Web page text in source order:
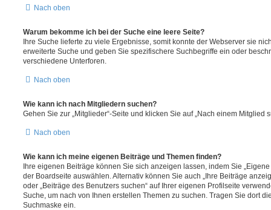
Nach oben
Warum bekomme ich bei der Suche eine leere Seite?
Ihre Suche lieferte zu viele Ergebnisse, somit konnte der Webserver sie
erweiterte Suche und geben Sie spezifischere Suchbegriffe ein oder
verschiedene Unterforen.
Nach oben
Wie kann ich nach Mitgliedern suchen?
Gehen Sie zur „Mitglieder“-Seite und klicken Sie auf „Nach einem Mitglied
Nach oben
Wie kann ich meine eigenen Beiträge und Themen finden?
Ihre eigenen Beiträge können Sie sich anzeigen lassen, indem Sie
der Boardseite auswählen. Alternativ können Sie auch „Ihre Beiträge
oder „Beiträge des Benutzers suchen“ auf Ihrer eigenen Profilseite
Suche, um nach von Ihnen erstellen Themen zu suchen. Tragen Sie dort
Suchmaske ein.